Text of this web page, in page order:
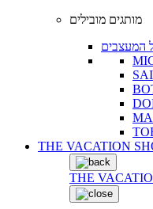
מותגים מובילים
המעצבים
THE VACATION
THE